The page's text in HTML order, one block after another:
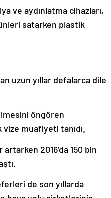
ve aydınlatma cihazları,
satarken plastik
uzun yıllar defalarca dile
öngören
muafiyeti tanıdı.
2016’da 150 bin
de son yıllarda